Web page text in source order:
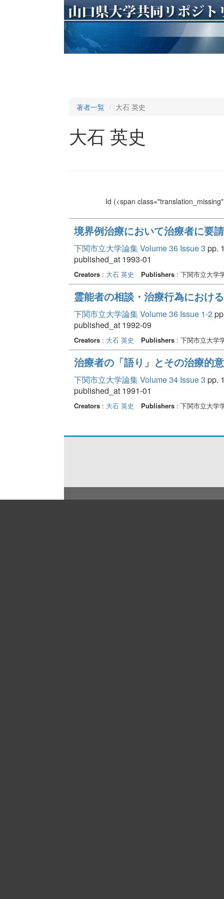
著者一覧 大石 英史
大石 英史
Id (<span
境界例治療において治療者に要
下関市立大学論集 Volume 36 Issue 3 pp.
published_at 1993-01
Creators: 大石 英史 Publishers: 下関市立大学
霊能者の相談・治療行為におけ
下関市立大学論集 Volume 36 Issue 1-2
published_at 1992-09
Creators: 大石 英史 Publishers: 下関市立大学
治療者の「語り」とその治療的
下関市立大学論集 Volume 34 Issue 3 pp.
published_at 1991-01
Creators: 大石 英史 Publishers: 下関市立大学